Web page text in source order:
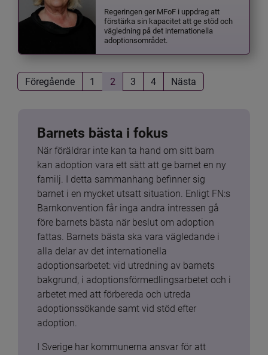
Regeringen ger MFoF i uppdrag att
förstärka sin kapacitet att ge stöd och
vägledning på det internationella
adoptionsområdet.
Föregående 1 2 3 4 Nästa
Barnets bästa i fokus
När föräldrar inte kan ta hand om sitt barn
kan adoption vara ett sätt att ge barnet en ny
familj. I detta sammanhang befinner sig
barnet i en mycket utsatt situation. Enligt FN:s
Barnkonvention får inga andra intressen gå
före barnets bästa när beslut om adoption
fattas. Barnets bästa ska vara vägledande i
alla delar av det internationella
adoptionsarbetet: vid utredning av barnets
bakgrund, i adoptionsförmedlingsarbetet och i
arbetet med att förbereda och utreda
adoptionssökande samt vid stöd efter
adoption.
I Sverige har kommunerna ansvar för att